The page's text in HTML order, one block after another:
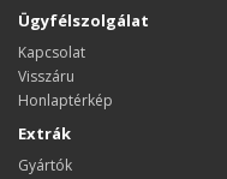
Ügyfélszolgálat
Kapcsolat
Visszáru
Honlaptérkép
Extrák
Gyártók